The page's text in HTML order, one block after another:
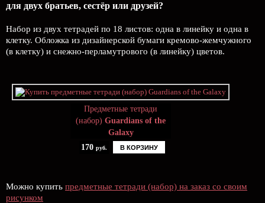
для двух братьев, сестёр или друзей?
Набор из двух тетрадей по 18 листов: одна в линейку и одна в
клетку. Обложка из дизайнерской бумаги кремово-жемчужного
(в клетку) и снежно-перламутрового (в линейку) цветов.
Предметные тетради
(набор) Guardians of the
Galaxy
170 руб. В КОРЗИНУ
Можно купить предметные тетради (набор) на заказ со своим
рисунком